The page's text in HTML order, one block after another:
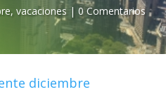
, vacaciones| 0 Comentarios